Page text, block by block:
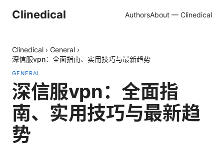
Clinedical AuthorsAbout — Clinedical
Clinedical › General ›
深信服vpn：全面指南、实用技巧与最新趋势
GENERAL
深信服vpn：全面指
南、实用技巧与最新趋
势